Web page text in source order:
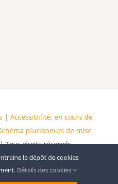
| Accessibilité: en cours de
pluriannuel de mise
Tous droits réservés
le dépôt de cookies
Détails des cookies